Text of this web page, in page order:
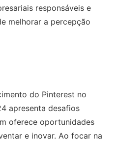
responsáveis e
melhorar a percepção
do Pinterest no
apresenta desafios
oferece oportunidades
e inovar. Ao focar na